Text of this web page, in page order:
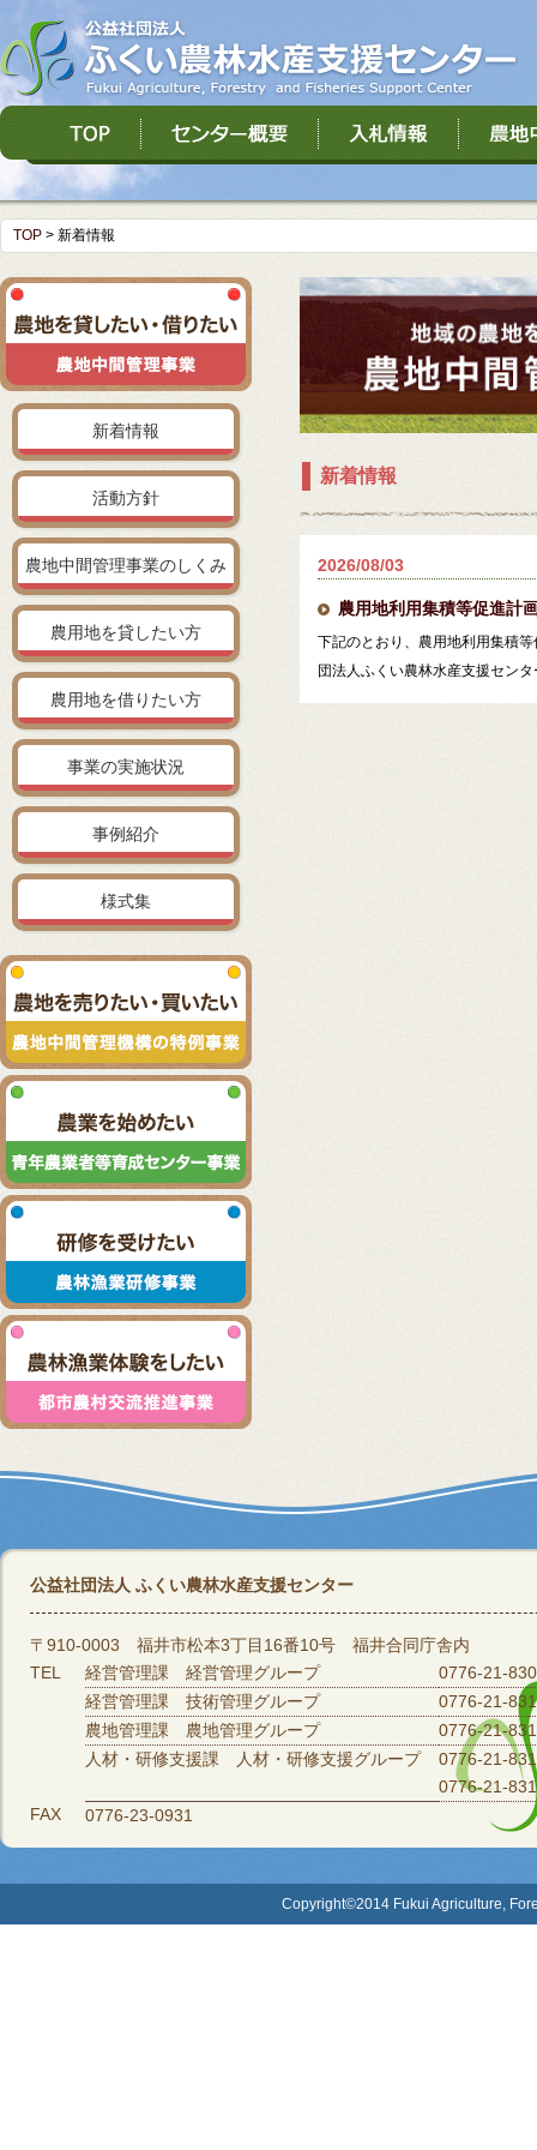
TOP > 新着情報
新着情報
2026/08/03
農用地利用集積等促進計
下記のとおり、農用地利用集積
団法人ふくい農林水産支援セン
新着情報
活動方針
農地中間管理事業のしくみ
農用地を貸したい方
農用地を借りたい方
事業の実施状況
事例紹介
様式集
公益社団法人 ふくい農林水産支援センター
〒910-0003 福井市松本3丁目16番10号 福井合同庁舎内
TEL 経営管理課 経営管理グループ
0776-21-
経営管理課 技術管理グループ
0776-21-
農地管理課 農地管理グループ
0776-21-
人材・研修支援課 人材・研修支援グループ
0776-21-
0776-21-
FAX 0776-23-0931
Copyright©2014 Fukui Agriculture,